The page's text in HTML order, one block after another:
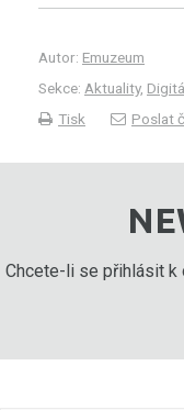
Autor: Emuzeum
Sekce: Aktuality,
Tisk
Poslat
Chcete-li se přihlásit k